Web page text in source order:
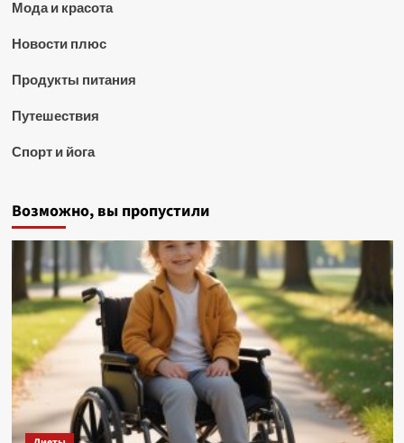
Мода и красота
Новости плюс
Продукты питания
Путешествия
Спорт и йога
Возможно, вы пропустили